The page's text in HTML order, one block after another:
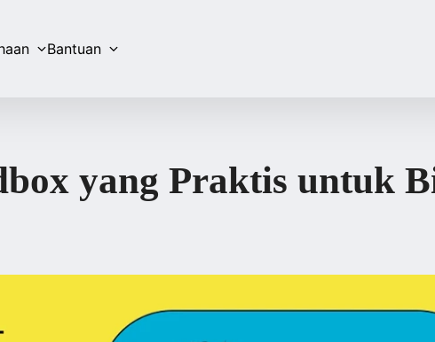
Bantuan
yang Praktis untuk